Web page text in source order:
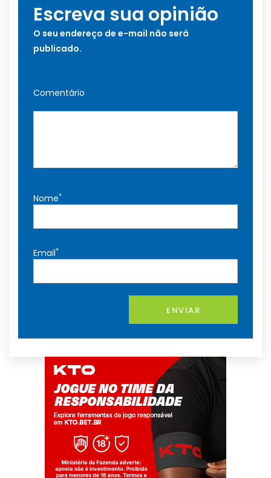
Escreva sua opinião
O seu endereço de e-mail não será
publicado.
Comentário
Nome*
Email*
ENVIAR